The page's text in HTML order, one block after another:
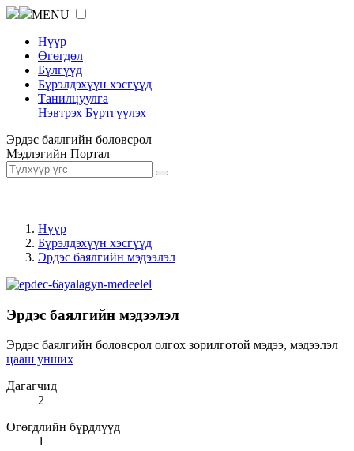
MENU
Нүүр
Өгөгдөл
Бүлгүүд
Бүрэлдэхүүн хэсгүүд
Танилцуулга
Нэвтрэх Бүртгүүлэх
Эрдэс баялгийн боловсрол
Мэдлэгийн Портал
Нүүр
Бүрэлдэхүүн хэсгүүд
Эрдэс баялгийн мэдээлэл
Эрдэс баялгийн мэдээлэл
Эрдэс баялгийн боловсрол олгох зорилготой мэдээ, мэдээлэл
цааш унших
Дагагчид
2
Өгөгдлийн бүрдлүүд
1